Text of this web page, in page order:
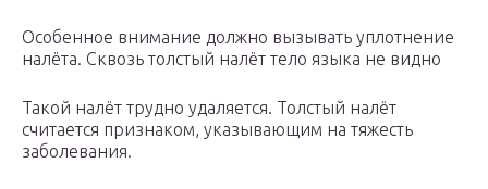
Особенное внимание должно вызывать уплотнение
налёта. Сквозь толстый налёт тело языка не видно
Такой налёт трудно удаляется. Толстый налёт
считается признаком, указывающим на тяжесть
заболевания.